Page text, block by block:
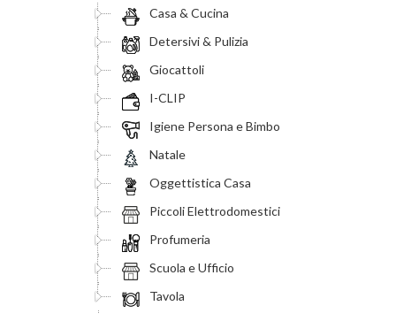
Casa & Cucina
Detersivi & Pulizia
Giocattoli
I-CLIP
Igiene Persona e Bimbo
Natale
Oggettistica Casa
Piccoli Elettrodomestici
Profumeria
Scuola e Ufficio
Tavola